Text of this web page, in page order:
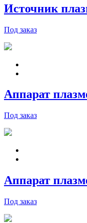
Источник
Под заказ
Аппарат
Под заказ
Аппарат
Под заказ